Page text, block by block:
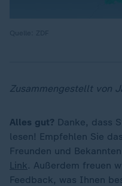
Zusammengestellt von
Alles gut? Danke, dass
lesen! Empfehlen Sie
Freunden und
Link. Außerdem freuen
Feedback, was Ihnen